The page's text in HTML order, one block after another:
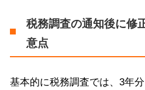
税務調査の通知後に修
意点
基本的に税務調査では、 3年